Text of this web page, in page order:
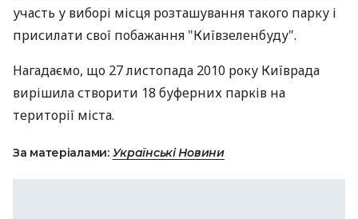
участь у виборі місця розташування такого парку і
присилати свої побажання "Київзеленбуду".
Нагадаємо, що 27 листопада 2010 року Київрада
вирішила створити 18 буферних парків на
території міста.
За матеріалами: Українські Новини